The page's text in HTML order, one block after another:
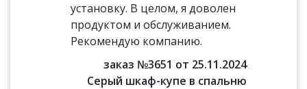
установку. В целом, я доволен
продуктом и обслуживанием.
Рекомендую компанию.
заказ №3651 от 25.11.2024
Серый шкаф-купе в спальню